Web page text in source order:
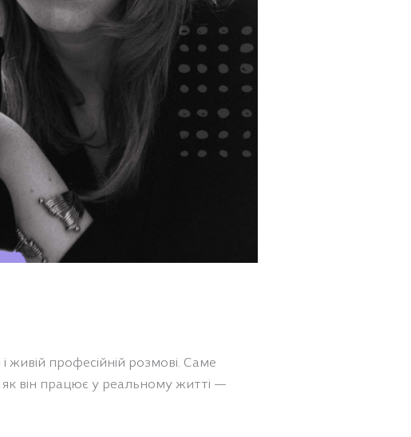
живій професійній розмові. Саме
він працює у реальному житті —